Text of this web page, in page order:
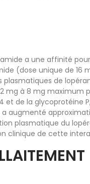
a une affinité
(dose unique de
de
mg à 8 mg
et de la
augmenté
plasmatique du
clinique de cette